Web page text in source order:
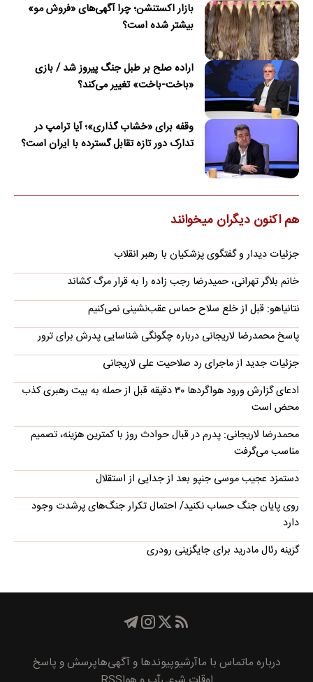
بازار اکستنشن؛ چرا آگهی‌های «فروش مو»
بیشتر شده است؟
اراده صلح بر طبل جنگ پیروز شد / بازی
«باخت-باخت» تغییر می‌کند؟
وقفه برای «خشاب گذاری»؛ آیا ترامپ در
تدارک دور تازه تقابل گسترده با ایران است؟
هم اکنون دیگران میخوانند
جزئیات دیدار و گفتگوی پزشکیان با رهبر انقلاب
خانم بلاگر تهرانی، حمیدرضا رجب زاده را به قرار مرگ کشاند
نتانیاهو: قبل از خلع سلاح حماس عقب‌نشینی نمی‌کنیم
پاسخ محمدرضا لاریجانی درباره چگونگی شناسایی پدرش برای ترور
جزئیات جدید از ماجرای رد صلاحیت علی لاریجانی
ادعای گزارش ورود هواگردها ٣٠ دقیقه قبل از حمله به بیت رهبری کذب
محض است
محمدرضا لاریجانی: پدرم در قبال حوادث روز با کمترین هزینه، تصمیم
مناسب می‌گرفت
دستمزد عجیب موسی جنپو بعد از جدایی از استقلال
روی پایان جنگ حساب نکنید/ احتمال تکرار جنگ‌های پرشدت وجود
دارد
گزینه رئال مادرید برای جایگزینی رودری
درباره ماتماس با ماآرشیوپیوند‌ها و آگهی‌هاپرسش و پاسخ